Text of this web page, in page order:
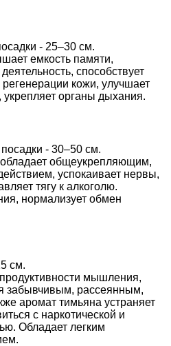
- 25–30 см.
емкость памяти,
способствует
регенерации кожи, улучшает
органы дыхания.
- 30–50 см.
общеукрепляющим,
успокаивает нервы,
тягу к алкоголю.
нормализует обмен
см.
мышления,
забывчивым, рассеянным,
аромат тимьяна устраняет
с наркотической и
Обладает легким